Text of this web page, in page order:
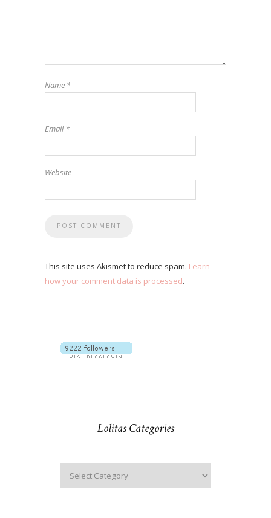
Name *
Email*
Website
This site uses Akismet to reduce spam. Learn
how your comment data is processed.
Lolitas Categories